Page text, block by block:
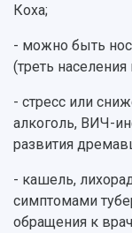
Аграрный
Архив
Фирменный
Устойчивое
Кампус
3D-тур по
Музеи
Учебный
Библиотека
Видеолекции
Научно-
Конкурсы
Областной
Отчеты о
деятельности
Журналы
Научные
Публикации
Отчеты о
Коха;
- можно быть
(треть
- стресс или
алкоголь, ВИЧ-
развития
- кашель,
симптомами
обращения к